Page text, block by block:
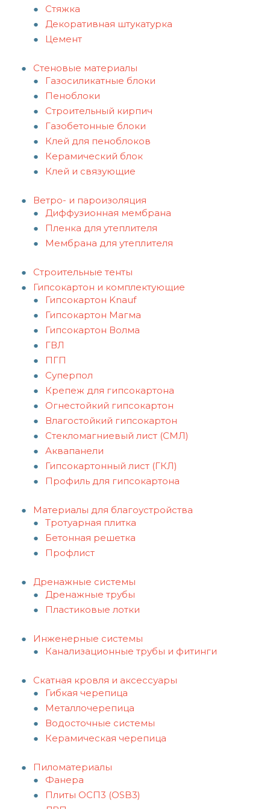
Стяжка
Декоративная штукатурка
Цемент
Стеновые материалы
Газосиликатные блоки
Пеноблоки
Строительный кирпич
Газобетонные блоки
Клей для пеноблоков
Керамический блок
Клей и связующие
Ветро- и пароизоляция
Диффузионная мембрана
Пленка для утеплителя
Мембрана для утеплителя
Строительные тенты
Гипсокартон и комплектующие
Гипсокартон Knauf
Гипсокартон Магма
Гипсокартон Волма
ГВЛ
ПГП
Суперпол
Крепеж для гипсокартона
Огнестойкий гипсокартон
Влагостойкий гипсокартон
Стекломагниевый лист (СМЛ)
Аквапанели
Гипсокартонный лист (ГКЛ)
Профиль для гипсокартона
Материалы для благоустройства
Тротуарная плитка
Бетонная решетка
Профлист
Дренажные системы
Дренажные трубы
Пластиковые лотки
Инженерные системы
Канализационные трубы и фитинги
Скатная кровля и аксессуары
Гибкая черепица
Металлочерепица
Водосточные системы
Керамическая черепица
Пиломатериалы
Фанера
Плиты ОСП3 (OSB3)